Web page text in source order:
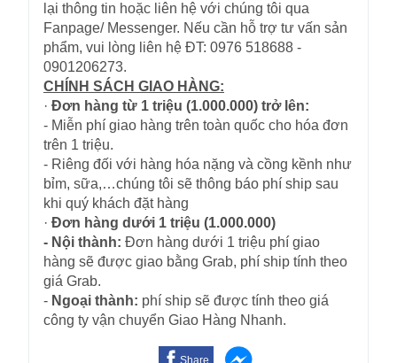
lại thông tin hoặc liên hệ với chúng tôi qua
Fanpage/ Messenger. Nếu cần hỗ trợ tư vấn sản
phẩm, vui lòng liên hệ ĐT: 0976 518688 -
0901206273.
CHÍNH SÁCH GIAO HÀNG:
· Đơn hàng từ 1 triệu (1.000.000) trở lên:
- Miễn phí giao hàng trên toàn quốc cho hóa đơn
trên 1 triệu.
- Riêng đối với hàng hóa nặng và cồng kềnh như
bỉm, sữa,…chúng tôi sẽ thông báo phí ship sau
khi quý khách đặt hàng
· Đơn hàng dưới 1 triệu (1.000.000)
- Nội thành: Đơn hàng dưới 1 triệu phí giao
hàng sẽ được giao bằng Grab, phí ship tính theo
giá Grab.
- Ngoại thành: phí ship sẽ được tính theo giá
công ty vận chuyển Giao Hàng Nhanh.